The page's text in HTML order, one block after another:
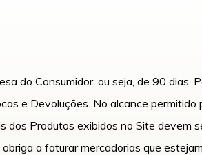
do Consumidor, ou seja, de 90 dias.
e Devoluções. No alcance
Produtos exibidos no Site devem
a faturar mercadorias que